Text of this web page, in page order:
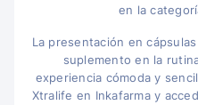
en la
La presentación en
suplemento en la
experiencia cómoda y
Xtralife en Inkafarma y